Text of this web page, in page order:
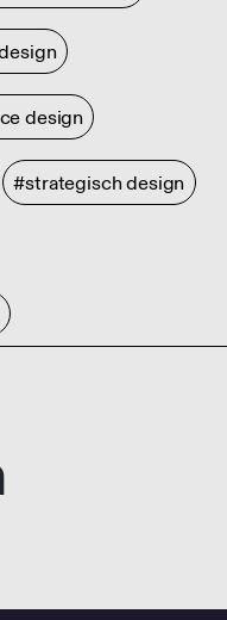
design
#strategisch design